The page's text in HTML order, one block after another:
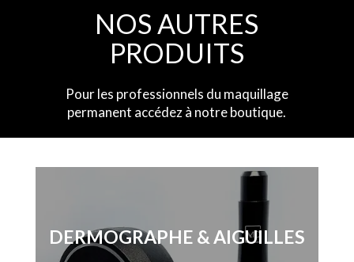
NOS AUTRES
PRODUITS
Pour les professionnels du maquillage
permanent accédez à notre boutique.
DERMOGRAPHE & AIGUILLES